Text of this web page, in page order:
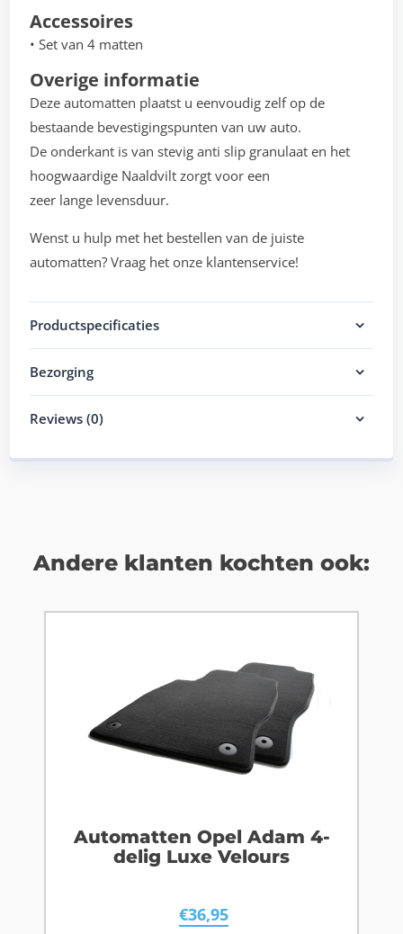
Accessoires
• Set van 4 matten
Overige informatie
Deze automatten plaatst u eenvoudig zelf op de
bestaande bevestigingspunten van uw auto.
De onderkant is van stevig anti slip granulaat en het
hoogwaardige Naaldvilt zorgt voor een
zeer lange levensduur.
Wenst u hulp met het bestellen van de juiste
automatten? Vraag het onze klantenservice!
Productspecificaties
Bezorging
Reviews (0)
Andere klanten kochten ook:
Automatten Opel Adam 4-
delig Luxe Velours
€36,95